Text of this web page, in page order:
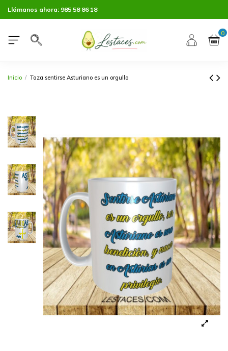
Llámanos ahora: 985 58 86 18
0
Inicio Taza sentirse Asturiano es un orgullo